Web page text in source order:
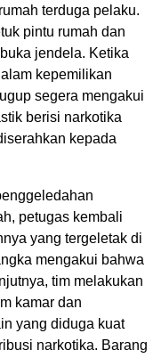
terduga pelaku.
pintu rumah dan
jendela. Ketika
kepemilikan
segera mengakui
berisi narkotika
kepada
petugas kembali
yang tergeletak di
mengakui bahwa
tim melakukan
kamar dan
yang diduga kuat
narkotika. Barang